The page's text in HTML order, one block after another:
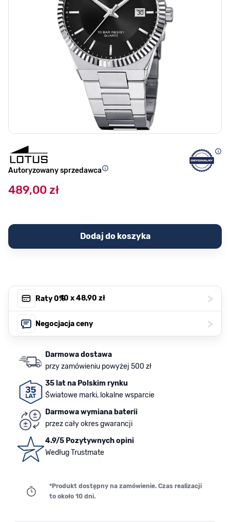
Autoryzowany sprzedawca
489,00 zł
Dodaj do koszyka
Raty 0%, 10 x48,90 zł >
Negocjacja ceny >
Darmowa dostawa
przy zamówieniu powyżej 500 zł
35 lat na Polskim rynku
Światowe marki, lokalne wsparcie
Darmowa wymiana baterii
przez cały okres gwarancji
4.9/5 Pozytywnych opini
Według Trustmate
*Produkt dostępny na zamówienie. Czas realizacji
to około 10 dni.